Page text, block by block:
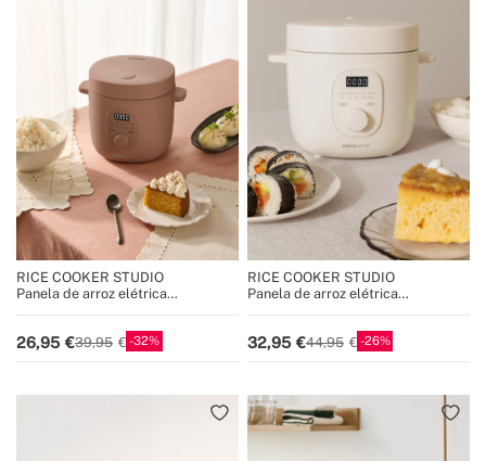
RICE COOKER STUDIO
Panela de arroz elétrica
26,95 39,95 32
RICE COOKER STUDIO
Panela de arroz elétrica
32,95 44,95 26